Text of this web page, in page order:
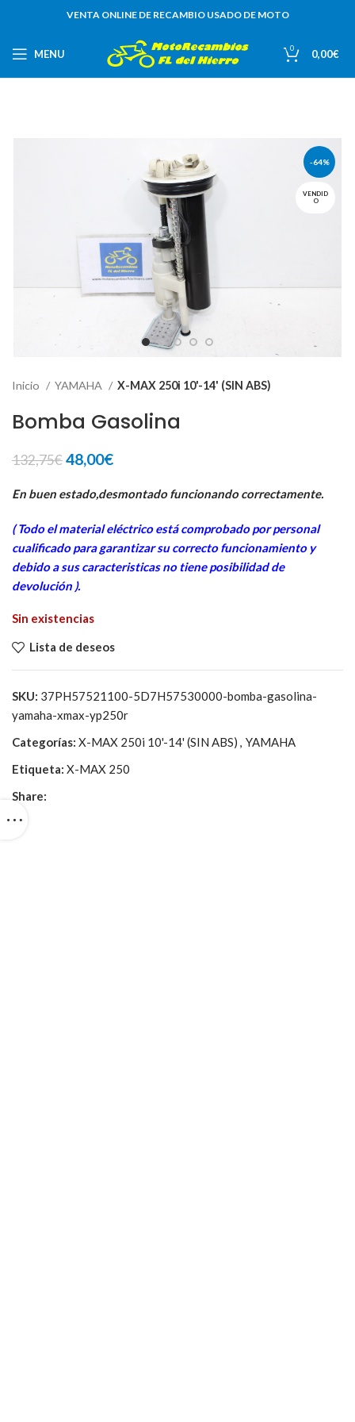
VENTA ONLINE DE RECAMBIO USADO DE MOTO
MENU 0 0,00€
-64%
VENDID
O
Inicio YAMAHA X-MAX 250i 10'-14' (SIN ABS)
Bomba Gasolina
132,75€El
original
132,75€.
48,00€El
actual
48,00€.
En buen estado,desmontado funcionando correctamente.
( Todo el material eléctrico está comprobado por personal
cualificado para garantizar su correcto funcionamiento y
debido a sus caracteristicas no tiene posibilidad de
devolución ).
Sin existencias
Lista de deseos
SKU: 37PH57521100-5D7H57530000-bomba-gasolina-
yamaha-xmax-yp250r
Categorías: X-MAX 250i 10'-14' (SIN ABS) , YAMAHA
Etiqueta: X-MAX 250
Share: